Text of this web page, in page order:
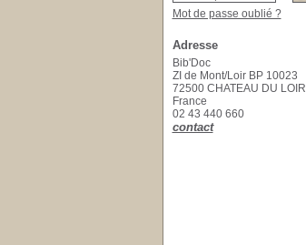
Mot de passe oublié ?
Adresse
Bib'Doc
ZI de Mont/Loir BP 10023
72500 CHATEAU DU LOIR
France
02 43 440 660
contact